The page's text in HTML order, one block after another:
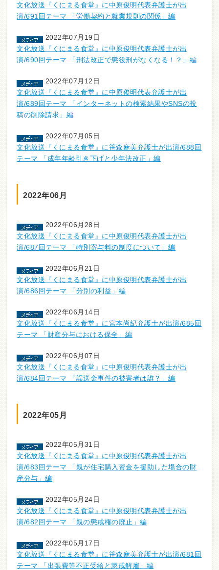
文化放送『くにまる食堂』に中原俊明代表弁護士が出
演/691回テーマ 「労働契約と就業規則の関係」編
2022年07月19日
文化放送『くにまる食堂』に中原俊明代表弁護士が出
演/690回テーマ 「刑法改正で懲役刑がなくなる！？」編
2022年07月12日
文化放送『くにまる食堂』に中原俊明代表弁護士が出
演/689回テーマ 「インターネットの検索結果やSNSの投
稿の削除請求」編
2022年07月05日
文化放送『くにまる食堂』に笹森麻美弁護士が出演/688回
テーマ 「成年年齢引き下げと少年法改正」編
2022年06月
2022年06月28日
文化放送『くにまる食堂』に中原俊明代表弁護士が出
演/687回テーマ 「特別寄与料の制度について」編
2022年06月21日
文化放送『くにまる食堂』に中原俊明代表弁護士が出
演/686回テーマ 「分別の利益」編
2022年06月14日
文化放送『くにまる食堂』に宮本尚紀弁護士が出演/685回
テーマ 「財産分与における保全」編
2022年06月07日
文化放送『くにまる食堂』に中原俊明代表弁護士が出
演/684回テーマ 「誤送金事件の被害者は誰？」編
2022年05月
2022年05月31日
文化放送『くにまる食堂』に中原俊明代表弁護士が出
演/683回テーマ 「親が住宅購入資金を援助した場合の財
産分与」編
2022年05月24日
文化放送『くにまる食堂』に中原俊明代表弁護士が出
演/682回テーマ 「親の懲戒権の廃止」編
2022年05月17日
文化放送『くにまる食堂』に笹森麻美弁護士が出演/681回
テーマ 「出張費等不正受給と懲戒解雇」編